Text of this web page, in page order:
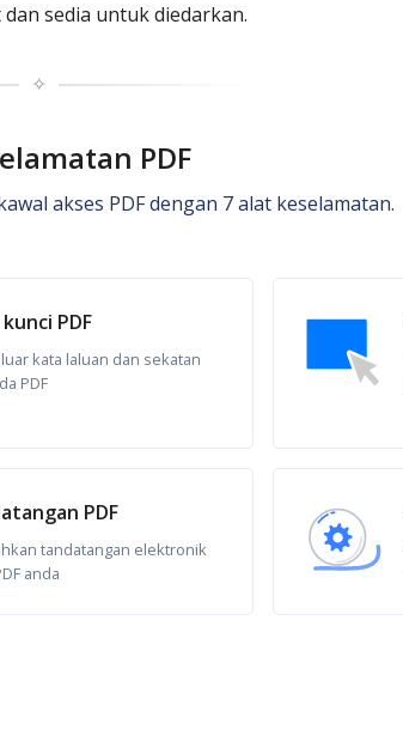
sedia untuk diedarkan.
✧
PDF
akses PDF dengan 7 alat keselamatan.
PDF
kata laluan dan sekatan
PDF
PDF
tandatangan elektronik
anda